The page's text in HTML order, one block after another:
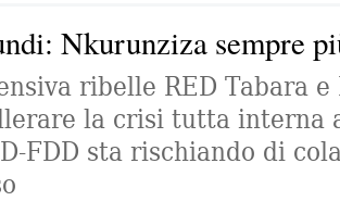
Nkurunziza sempre
ribelle RED Tabara e
la crisi tutta interna
FDD sta rischiando di